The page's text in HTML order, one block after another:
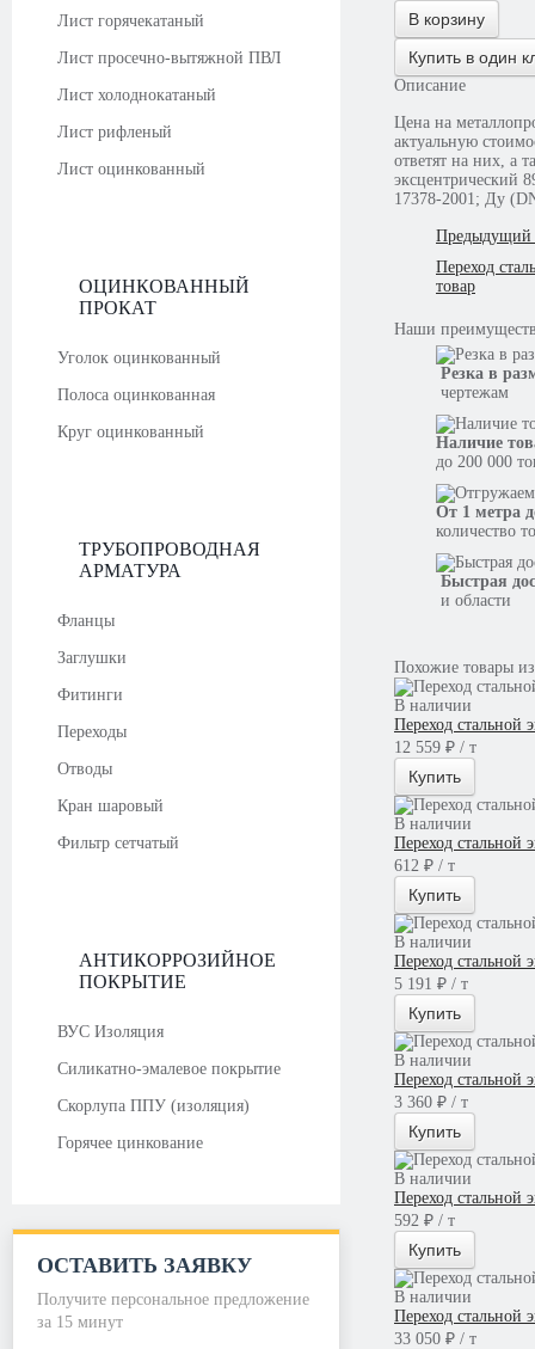
Лист горячекатаный
Лист просечно-вытяжной ПВЛ
Лист холоднокатаный
Лист рифленый
Лист оцинкованный
ОЦИНКОВАННЫЙ
ПРОКАТ
Уголок оцинкованный
Полоса оцинкованная
Круг оцинкованный
ТРУБОПРОВОДНАЯ
АРМАТУРА
Фланцы
Заглушки
Фитинги
Переходы
Отводы
Кран шаровый
Фильтр сетчатый
АНТИКОРРОЗИЙНОЕ
ПОКРЫТИЕ
ВУС Изоляция
Силикатно-эмалевое покрытие
Скорлупа ППУ (изоляция)
Горячее цинкование
ОСТАВИТЬ ЗАЯВКУ
Получите персональное предложение
за 15 минут
В корзину
Купить в один
Описание
Цена на металлопрокат
актуальную стоимость у консультантов. При возникновении интересующих вопросов,
ответят на них, а
эксцентрический
17378-2001; Ду
Предыдущий
Переход
товар
Наши
Резка в
чертежам
Наличие
до 200 000
От 1 метра
количество
Быстрая
и области
Похожие товары
В наличии
Переход стальной
12 559 ₽ / т
Купить
В наличии
Переход стальной
612 ₽ / т
Купить
В наличии
Переход стальной
5 191 ₽ / т
Купить
В наличии
Переход стальной
3 360 ₽ / т
Купить
В наличии
Переход стальной
592 ₽ / т
Купить
В наличии
Переход стальной
33 050 ₽ / т